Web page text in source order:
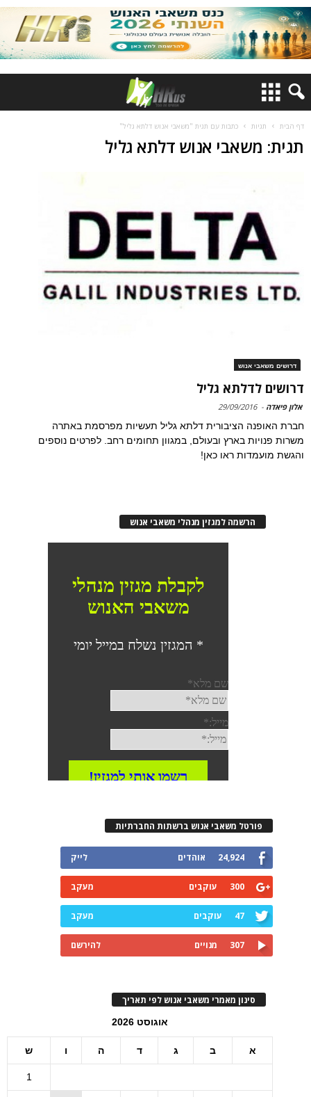
דף הבית תגיות כתבות עם תגית "משאבי אנוש דלתא גליל"
תגית: משאבי אנוש דלתא גליל
דרושים משאבי אנוש
דרושים לדלתא גליל
אלון פיאדה -
29/09/2016
חברת האופנה הציבורית דלתא גליל תעשיות מפרסמת באתרה
משרות פנויות בארץ ובעולם, במגוון תחומים רחב. לפרטים נוספים
והגשת מועמדות ראו כאן!
הרשמה למגזין מנהלי משאבי אנוש
פורטל משאבי אנוש ברשתות החברתיות
24,924 אוהדים לייק
300 עוקבים מעקב
47 עוקבים מעקב
307 מנויים להירשם
סינון מאמרי משאבי אנוש לפי תאריך
אוגוסט 2026
א ב ג ד ה ו ש
1